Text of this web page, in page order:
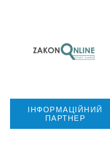
ІНФОРМАЦІЙНИЙ
ПАРТНЕР